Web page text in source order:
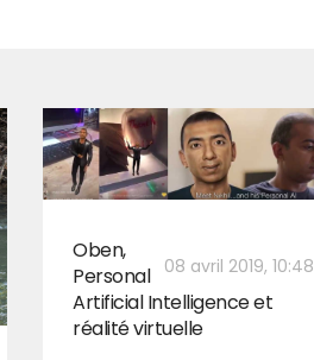
08 avril 2019, 10:48
Oben,
Personal
Artificial Intelligence et
réalité virtuelle